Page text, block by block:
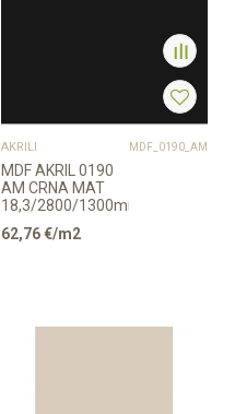
AKRILI MDF_0190_AM
MDF AKRIL 0190
AM CRNA MAT
18,3/2800/1300mm
62,76€/m2